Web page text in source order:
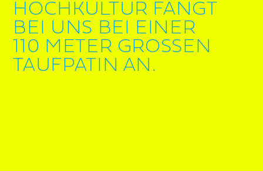
HOCHKULTUR FÄNGT
BEI UNS BEI EINER
110 METER GROSSEN
TAUFPATIN AN.